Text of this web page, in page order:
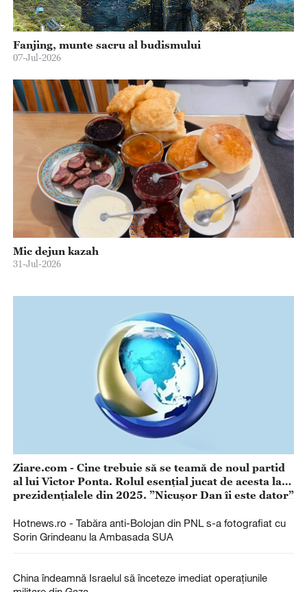
Fanjing, munte sacru al budismului
07-Jul-2026
Mic dejun kazah
31-Jul-2026
Ziare.com - Cine trebuie să se teamă de noul partid
al lui Victor Ponta. Rolul esențial jucat de acesta la
prezidențialele din 2025. ”Nicușor Dan îi este dator”
Hotnews.ro - Tabăra anti-Bolojan din PNL s-a fotografiat cu
Sorin Grindeanu la Ambasada SUA
China îndeamnă Israelul să înceteze imediat operațiunile